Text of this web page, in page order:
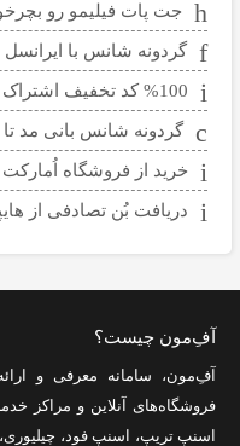
جت پات فیلیمو رو
گردونه شانس با ایرانسل
%100 کد تخفیف اشتراک 3 ماهه دیجی پلاس از دیجی کالا
گردونه شانس بانی مد تا 100درصد تخفیف
خرید از فروشگاه اُمارکت با کد 30 هزار
دریافت بُن تصادفی از
آفِ‌مون چیست؟
آفِ‌مون، سامانه معرفی و
فروشگاه‌های آنلاین و مراکز
اسنپ تریپ، اسنپ فود، چیلیوری،